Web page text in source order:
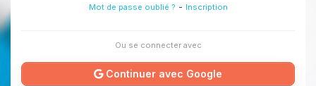
Mot de passe oublié ? - Inscription
Ou se connecter avec
Continuer avec Google